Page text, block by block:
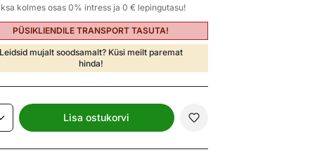
kolmes osas 0% intress ja 0 € lepingutasu!
PÜSIKLIENDILE TRANSPORT TASUTA!
mujalt soodsamalt? Küsi meilt paremat
hinda!
Lisa ostukorvi